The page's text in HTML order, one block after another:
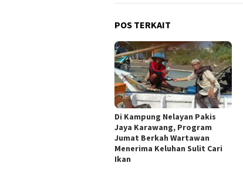
POS TERKAIT
Di Kampung Nelayan Pakis
Jaya Karawang, Program
Jumat Berkah Wartawan
Menerima Keluhan Sulit Cari
Ikan